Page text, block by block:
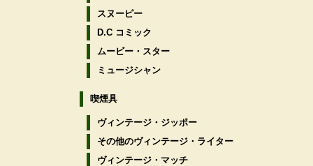
スヌーピー
D.C コミック
ムービー・スター
ミュージシャン
喫煙具
ヴィンテージ・ジッポー
その他のヴィンテージ・ライター
ヴィンテージ・マッチ